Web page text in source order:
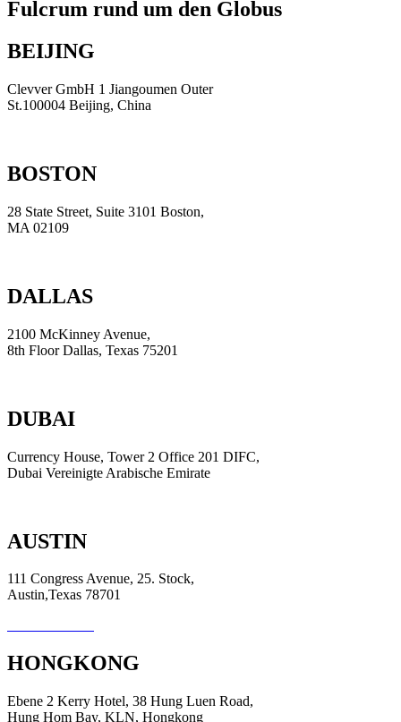
Fulcrum rund um den Globus
BEIJING
Clevver GmbH 1 Jiangoumen Outer
St.100004 Beijing, China
BOSTON
28 State Street, Suite 3101 Boston,
MA 02109
DALLAS
2100 McKinney Avenue,
8th Floor Dallas, Texas 75201
DUBAI
Currency House, Tower 2 Office 201 DIFC,
Dubai Vereinigte Arabische Emirate
AUSTIN
111 Congress Avenue, 25. Stock,
Austin,Texas 78701
HONGKONG
Ebene 2 Kerry Hotel, 38 Hung Luen Road,
Hung Hom Bay, KLN, Hongkong